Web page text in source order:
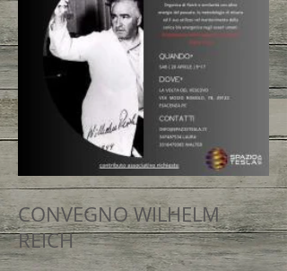
CONVEGNO WILHELM
REICH